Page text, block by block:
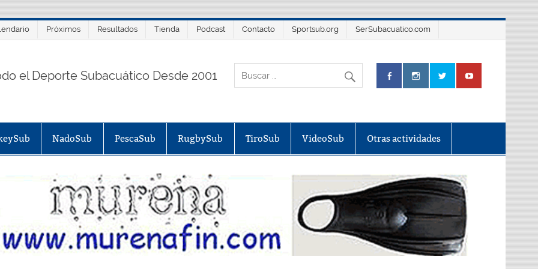
Próximos Resultados Tienda Podcast Contacto Sportsub.org SerSubacuatico.com
el Deporte Subacuático Desde 2001
NadoSub PescaSub RugbySub TiroSub VideoSub Otras actividades